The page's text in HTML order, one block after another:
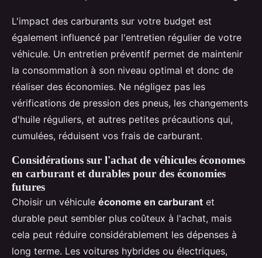
L'impact des carburants sur votre budget est
également influencé par l'entretien régulier de votre
véhicule. Un entretien préventif permet de maintenir
la consommation à son niveau optimal et donc de
réaliser des économies. Ne négligez pas les
vérifications de pression des pneus, les changements
d'huile réguliers, et autres petites précautions qui,
cumulées, réduisent vos frais de carburant.
Considérations sur l'achat de véhicules économes
en carburant et durables pour des économies
futures
Choisir un véhicule économe en carburant et
durable peut sembler plus coûteux à l'achat, mais
cela peut réduire considérablement les dépenses à
long terme. Les voitures hybrides ou électriques,